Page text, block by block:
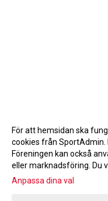
Gå till
För att hemsidan ska
cookies från SportAdmin.
Föreningen kan också
eller marknadsföring. Du
Anpassa dina val